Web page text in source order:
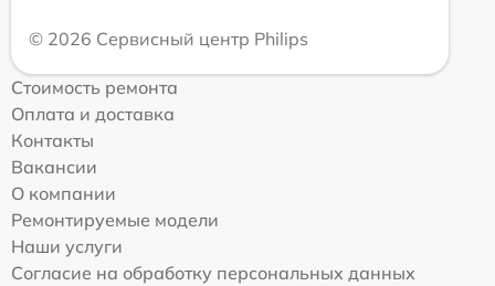
© 2026 Сервисный центр Philips
Стоимость ремонта
Оплата и доставка
Контакты
Вакансии
О компании
Ремонтируемые модели
Наши услуги
Согласие на обработку персональных данных